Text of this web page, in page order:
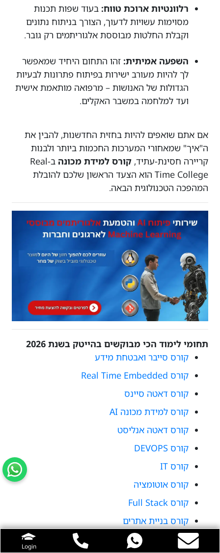
Login
רלוונטיות ארוכת טווח: בעוד שפות תכנות
מסוימות עשויות לדעוך, הצורך בניתוח נתונים
וקבלת החלטות מבוססת אלגוריתמים רק גובר.
השפעה אמיתית: זהו התחום היחיד שמאפשר
לך להיות מעורב ישירות בפיתוח פתרונות לבעיות
הגדולות של האנושות – מרפואה מותאמת אישית
ועד למלחמה במשבר האקלים.
אם אתם שואפים להיות בחזית החדשנות, להבין את
ה"איך" שמאחורי המערכות החכמות ביותר ולבנות
קריירה חסינת-עתיד, קורס למידת מכונה
ב-Real
Time College הוא הצעד הראשון שלכם להובלת
המהפכה הטכנולוגית הבאה.
תחומי לימוד הכי מבוקשים בהייטק בשנת 2026
קורס סייבר ואבטחת מידע
קורס Real Time Embedded
קורס דאטה סיינס
קורס למידת מכונה AI
קורס דאטה אנליסט
קורס DEVOPS
קורס IT
קורס אוטומציה
קורס Full Stack
קורס בניית אתרים